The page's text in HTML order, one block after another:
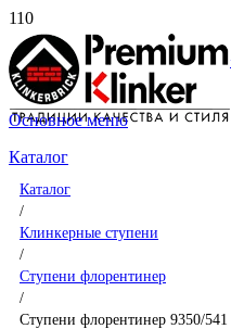
Основное меню
Каталог
Каталог
/
Клинкерные ступени
/
Ступени флорентинер
/
Ступени флорентинер 9350/